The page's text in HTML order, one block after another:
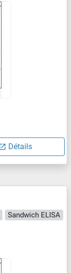
Détails
Sandwich ELISA